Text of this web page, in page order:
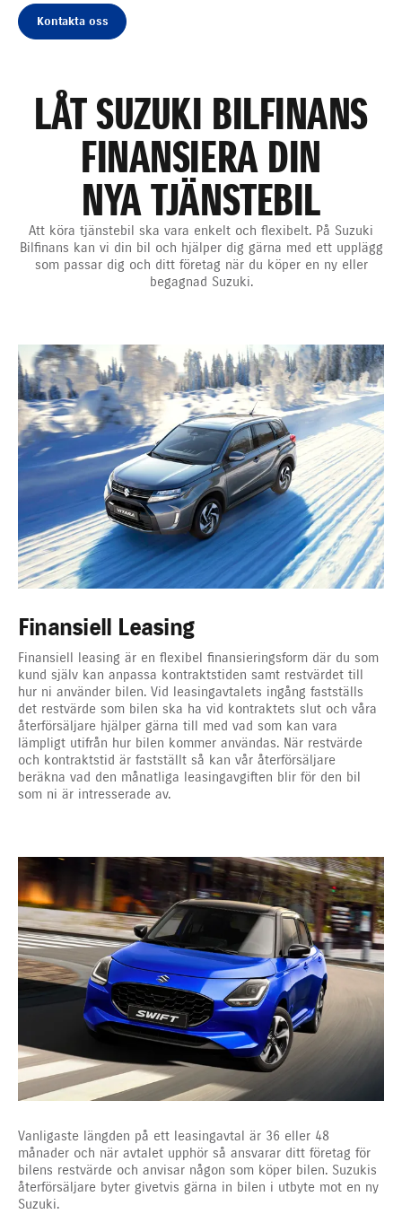
Kontakta oss
LÅT SUZUKI BILFINANS
FINANSIERA DIN
NYA TJÄNSTEBIL
Att köra tjänstebil ska vara enkelt och flexibelt. På Suzuki
Bilfinans kan vi din bil och hjälper dig gärna med ett upplägg
som passar dig och ditt företag när du köper en ny eller
begagnad Suzuki.
Finansiell Leasing
Finansiell leasing är en flexibel finansieringsform där du som
kund själv kan anpassa kontraktstiden samt restvärdet till
hur ni använder bilen. Vid leasing­avtalets ingång fastställs
det restvärde som bilen ska ha vid kontraktets slut och våra
återförsäljare hjälper gärna till med vad som kan vara
lämpligt utifrån hur bilen kommer användas. När restvärde
och kontraktstid är fastställt så kan vår återförsäljare
beräkna vad den månatliga leasing­avgiften blir för den bil
som ni är intresserade av.
Vanligaste längden på ett leasingavtal är 36 eller 48
månader och när avtalet upphör så ansvarar ditt företag för
bilens restvärde och anvisar någon som köper bilen. Suzukis
återförsäljare byter givetvis gärna in bilen i utbyte mot en ny
Suzuki.